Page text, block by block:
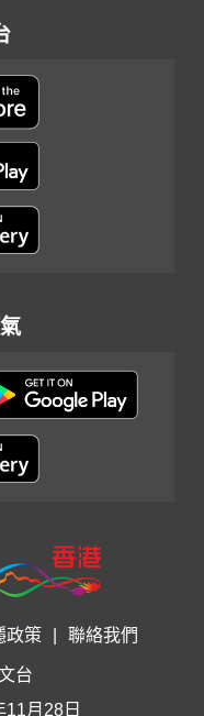
政策 聯絡我們
台
月28日